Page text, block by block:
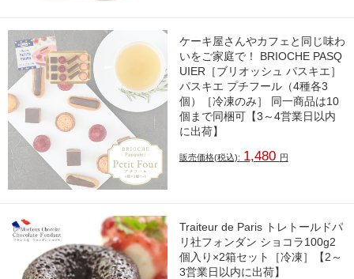
ケーキ屋さんやカフェと同じ味わ
いをご家庭で！ BRIOCHE PASQ
UIER［ブリオッシュ パスキエ］
パスキエ プチフール（4種各3
個）［冷凍のみ］ 同一商品は10
個まで同梱可【3～4営業日以内
に出荷】
販売価格(税込): 1,480 円
Traiteur de Paris トレトールドパ
リ社フォンダン ショコラ100g2
個入り×2箱セット［冷凍］【2～
3営業日以内に出荷】